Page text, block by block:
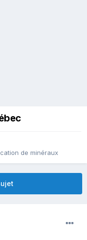
de minéraux